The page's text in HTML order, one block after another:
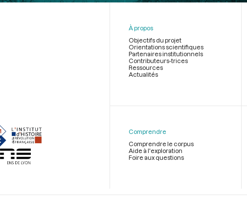
page
À propos
Objectifs du projet
Orientations scientifiques
Partenaires institutionnels
Contributeurs-trices
Ressources
Actualités
Comprendre
Comprendre le corpus
Aide à l'exploration
Foire aux questions